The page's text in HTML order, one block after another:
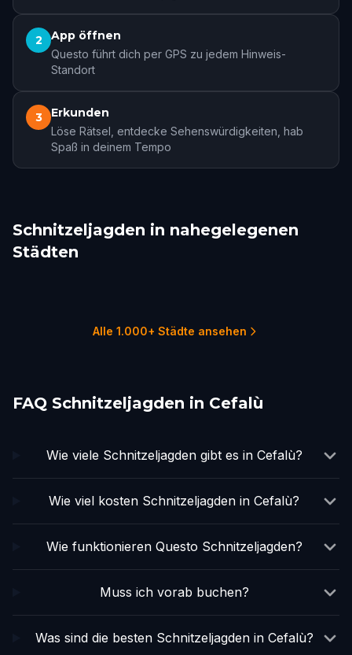
2 App öffnen
Questo führt dich per GPS zu jedem Hinweis-
Standort
3 Erkunden
Löse Rätsel, entdecke Sehenswürdigkeiten, hab
Spaß in deinem Tempo
Schnitzeljagden in nahegelegenen
Städten
Alle 1.000+ Städte ansehen
FAQ Schnitzeljagden in Cefalù
Wie viele Schnitzeljagden gibt es in Cefalù?
Wie viel kosten Schnitzeljagden in Cefalù?
Wie funktionieren Questo Schnitzeljagden?
Muss ich vorab buchen?
Was sind die besten Schnitzeljagden in Cefalù?